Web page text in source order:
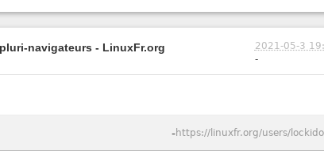
navigateurs - LinuxFr.org
2021-05-3
-
-